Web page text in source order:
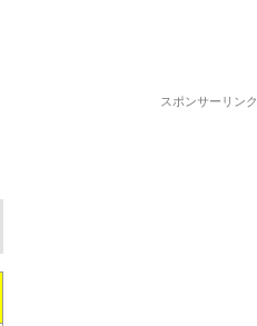
スポンサーリンク